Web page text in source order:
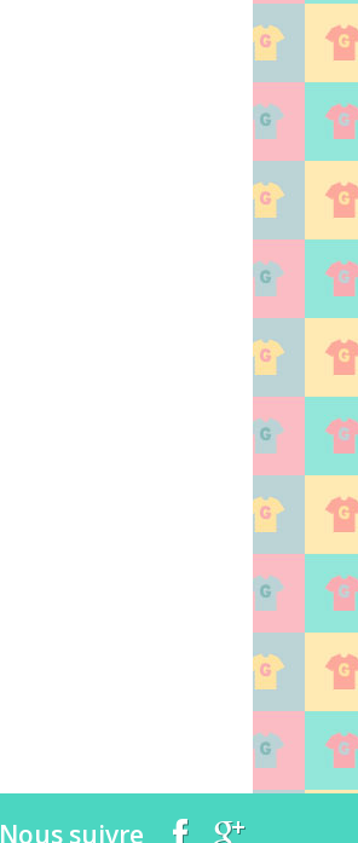
Nous suivre